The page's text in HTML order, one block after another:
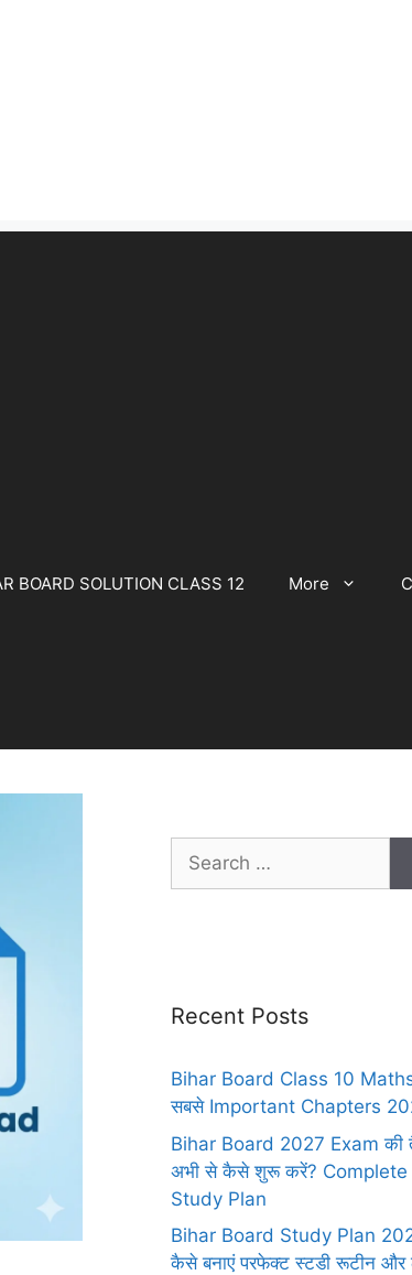
BOARD SOLUTION CLASS 12 More
Recent Posts
Bihar Board Class 10
सबसे Important Chapters
Bihar Board 2027 Exam की
अभी से कैसे शुरू करें? Complete
Study Plan
Bihar Board Study Plan
कैसे बनाएं परफेक्ट स्टडी रूटीन और